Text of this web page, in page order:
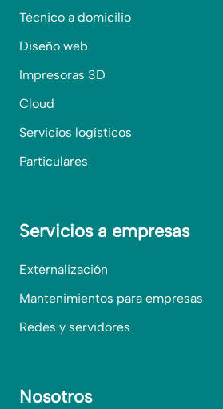
Técnico a domicilio
Diseño web
Impresoras 3D
Cloud
Servicios logísticos
Particulares
Servicios a empresas
Externalización
Mantenimientos para empresas
Redes y servidores
Nosotros